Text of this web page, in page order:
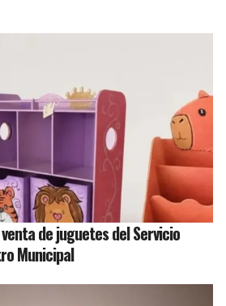
de juguetes del Servicio
Municipal